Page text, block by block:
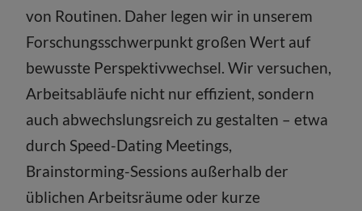
von Routinen. Daher legen wir in unserem
Forschungsschwerpunkt großen Wert auf
bewusste Perspektivwechsel. Wir versuchen,
Arbeitsabläufe nicht nur effizient, sondern
auch abwechslungsreich zu gestalten – etwa
durch Speed-Dating Meetings,
Brainstorming-Sessions außerhalb der
üblichen Arbeitsräume oder kurze